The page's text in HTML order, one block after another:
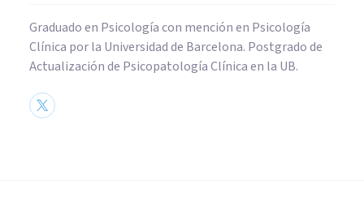
Graduado en Psicología con mención en Psicología
Clínica por la Universidad de Barcelona. Postgrado de
Actualización de Psicopatología Clínica en la UB.